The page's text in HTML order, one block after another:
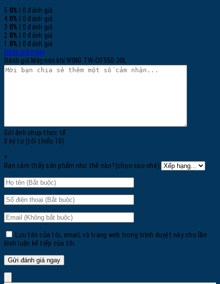
5 0% | 0 đánh giá
4 0% | 0 đánh giá
3 0% | 0 đánh giá
2 0% | 0 đánh giá
1 0% | 0 đánh giá
Đánh giá ngay
Đánh giá Máy nén khí WING TW-OF550-30L
Gửi ảnh chụp thực tế
0 ký tự (tối thiểu 10)
+
Bạn cảm thấy sản phẩm như thế nào?(chọn sao nhé):
Lưu tên của tôi, email, và trang web trong trình duyệt này cho lần
bình luận kế tiếp của tôi.